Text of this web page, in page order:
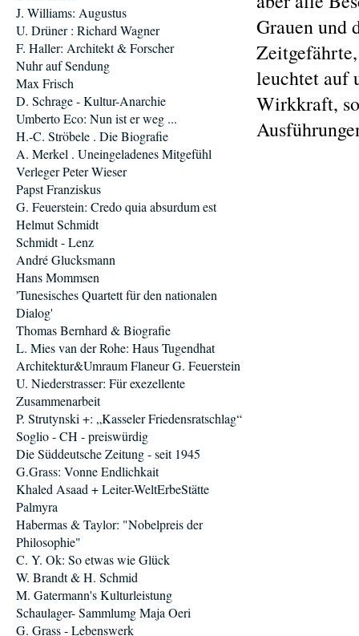
Grauen und
leuchtet auf
Wirkkraft,
J. Williams: Augustus
U. Drüner : Richard Wagner
F. Haller: Architekt & Forscher
Nuhr auf Sendung
Max Frisch
D. Schrage - Kultur-Anarchie
Umberto Eco: Nun ist er weg ...
H.-C. Ströbele . Die Biografie
A. Merkel . Uneingeladenes Mitgefühl
Verleger Peter Wieser
Papst Franziskus
G. Feuerstein: Credo quia absurdum est
Helmut Schmidt
Schmidt - Lenz
André Glucksmann
Hans Mommsen
'Tunesisches Quartett für den nationalen
Dialog'
Thomas Bernhard & Biografie
L. Mies van der Rohe: Haus Tugendhat
Architektur&Umraum Flaneur G. Feuerstein
U. Niederstrasser: Für exezellente
Zusammenarbeit
P. Strutynski +: „Kasseler Friedensratschlag“
Soglio - CH - preiswürdig
Die Süddeutsche Zeitung - seit 1945
G.Grass: Vonne Endlichkait
Khaled Asaad + Leiter-WeltErbeStätte
Palmyra
Habermas & Taylor: "Nobelpreis der
Philosophie"
C. Y. Ok: So etwas wie Glück
W. Brandt & H. Schmid
M. Gatermann's Kulturleistung
Schaulager- Sammlumg Maja Oeri
G. Grass - Lebenswerk